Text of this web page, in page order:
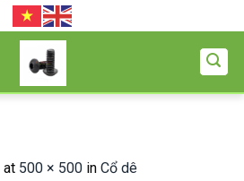
at 500 × 500 in Cổ dê